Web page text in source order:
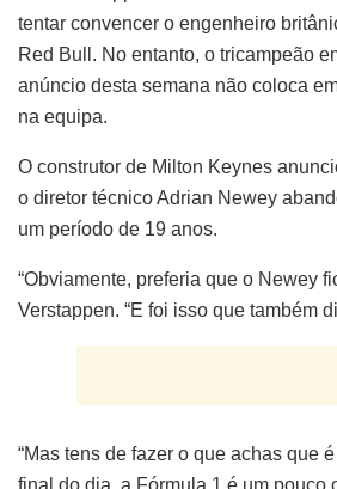
tentar convencer o engenheiro
Red Bull. No entanto, o tricampeão
anúncio desta semana não coloca
na equipa.
O construtor de Milton Keynes
o diretor técnico Adrian Newey
um período de 19 anos.
“Obviamente, preferia que o Newey
Verstappen. “E foi isso que também
“Mas tens de fazer o que achas que
final do dia, a Fórmula 1 é um pouco